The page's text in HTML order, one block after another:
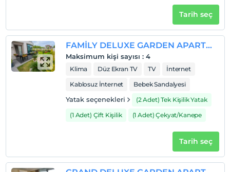
Tarih seç
FAMİLY DELUXE GARDEN APARTMENT
Maksimum kişi sayısı : 4
Klima Düz Ekran TV TV
İnternet
Kablosuz İnternet
Bebek Sandalyesi
Yatak seçenekleri
(2 Adet) Tek Kişilik Yatak
(1 Adet) Çift Kişilik
(1 Adet) Çekyat/Kanepe
Tarih seç